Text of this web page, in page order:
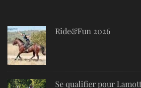
Ride&Fun 2026
Se qualifier pour